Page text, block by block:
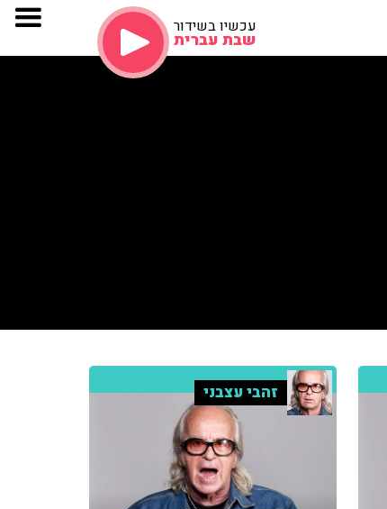
עכשיו בשידור
שבת עברית
זהבי עצבני